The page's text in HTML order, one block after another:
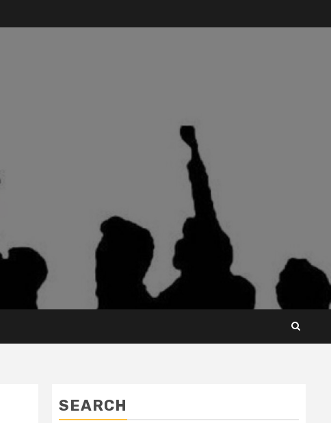
SEARCH